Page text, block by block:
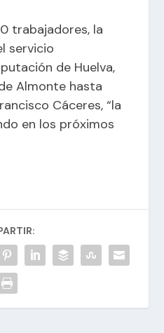
trabajadores, la
servicio
de Huelva,
Almonte hasta
Cáceres, “la
en los próximos